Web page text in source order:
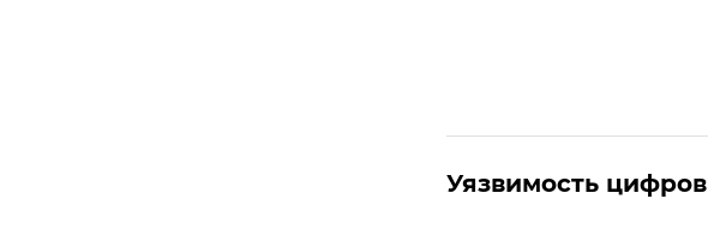
Уязвимость